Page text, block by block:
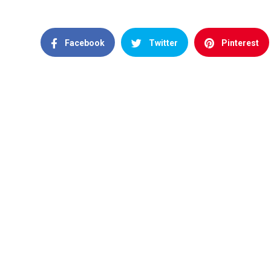
Facebook Twitter Pinterest